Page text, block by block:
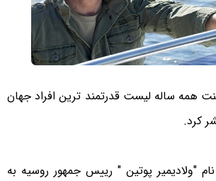
همه ساله لیست قدرتمند ترین افراد جهان
"ولادیمیر پوتین " رییس جمهور روسیه به